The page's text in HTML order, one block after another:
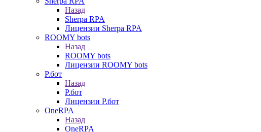
Назад
Sherpa RPA
Лицензии Sherpa RPA
ROOMY bots
Назад
ROOMY bots
Лицензии ROOMY bots
Р.бот
Назад
Р.бот
Лицензии Р.бот
OneRPA
Назад
OneRPA